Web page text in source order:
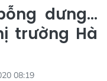
dưng...
trường Hà
08:19